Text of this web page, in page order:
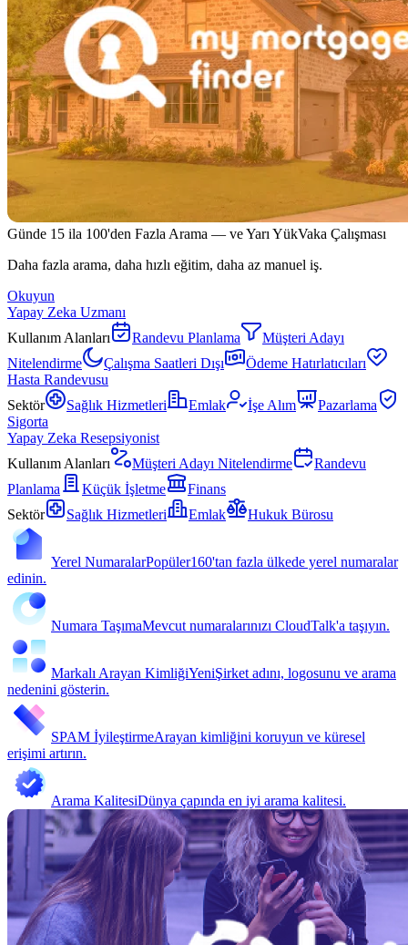
Günde 15 ila 100'den Fazla Arama — ve Yarı YükVaka Çalışması
Daha fazla arama, daha hızlı eğitim, daha az manuel iş.
Okuyun
Yapay Zeka Uzmanı
Kullanım Alanları
Randevu Planlama
Müşteri Adayı
Nitelendirme
Çalışma Saatleri Dışı
Ödeme Hatırlatıcıları
Hasta Randevusu
Sektör
Sağlık Hizmetleri Emlak İşe Alım
Pazarlama
Sigorta
Yapay Zeka Resepsiyonist
Kullanım Alanları
Müşteri Adayı Nitelendirme
Randevu
Planlama
Küçük İşletme
Finans
Sektör
Sağlık Hizmetleri Emlak Hukuk Bürosu
Yerel NumaralarPopüler160'tan fazla ülkede yerel numaralar
edinin.
Numara TaşımaMevcut numaralarınızı CloudTalk'a taşıyın.
Markalı Arayan KimliğiYeniŞirket adını, logosunu ve arama
nedenini gösterin.
SPAM İyileştirmeArayan kimliğini koruyun ve küresel
erişimi artırın.
Arama KalitesiDünya çapında en iyi arama kalitesi.